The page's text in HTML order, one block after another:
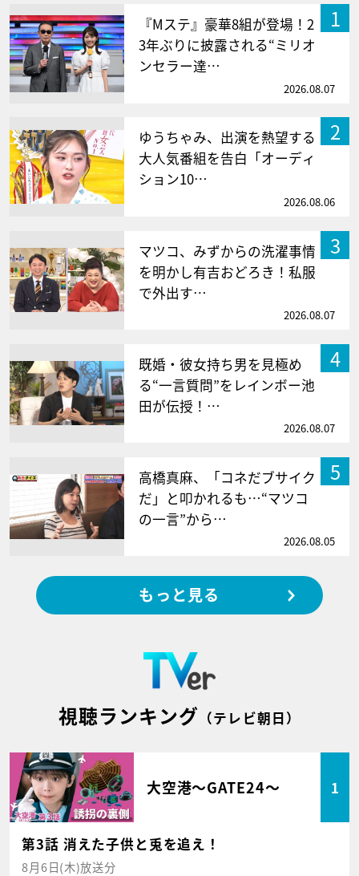
1
『Mステ』豪華8組が登場！2
3年ぶりに披露される“ミリオ
ンセラー達…
2026.08.07
2
ゆうちゃみ、出演を熱望する
大人気番組を告白「オーディ
ション10…
2026.08.06
3
マツコ、みずからの洗濯事情
を明かし有吉おどろき！私服
で外出す…
2026.08.07
4
既婚・彼女持ち男を見極め
る“一言質問”をレインボー池
田が伝授！…
2026.08.07
5
高橋真麻、「コネだブサイク
だ」と叩かれるも…“マツコ
の一言”から…
2026.08.05
もっと見る
視聴ランキング （テレビ朝日）
大空港～GATE24～ 1
第3話 消えた子供と兎を追え！
8月6日(木)放送分